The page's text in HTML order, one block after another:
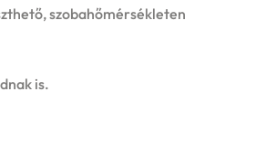
szobahőmérsékleten
is.